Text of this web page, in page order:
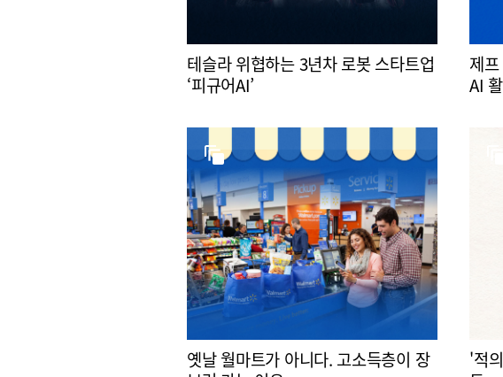
테슬라 위협하는 3년차 로봇 스타트업
‘피규어AI’
제
AI
옛날 월마트가 아니다. 고소득층이 장
'적